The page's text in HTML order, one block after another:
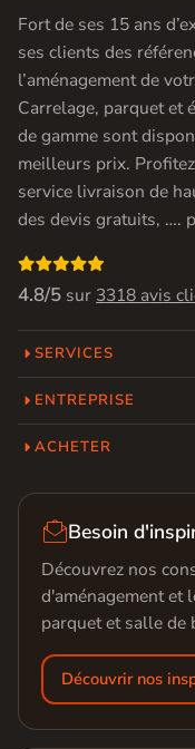
Fort de ses 15 ans
ses clients des
l’aménagement de
Carrelage, parquet et
de gamme sont
meilleurs prix.
service livraison de
des devis gratuits, ….

4.8/5 sur 3318 avis
SERVICES
ENTREPRISE
ACHETER
Besoin
Découvrez nos
d'aménagement et
parquet et salle de
Découvrir nos